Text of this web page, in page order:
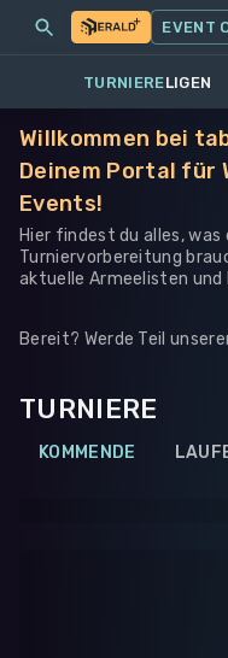
SPIEL·
EVENT
TURNIERELIGEN
Willkommen bei
Deinem Portal für
Events!
Hier findest du alles,
Turniervorbereitung
aktuelle Armeelisten und
Bereit? Werde Teil
TURNIERE
KOMMENDE